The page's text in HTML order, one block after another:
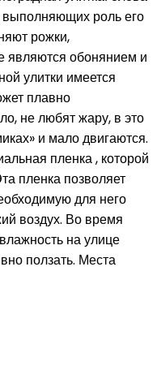
выполняющих роль его
рожки,
являются обонянием и
улитки имеется
плавно
не любят жару, в это
и мало двигаются.
пленка , которой
пленка позволяет
для него
воздух. Во время
на улице
ползать. Места